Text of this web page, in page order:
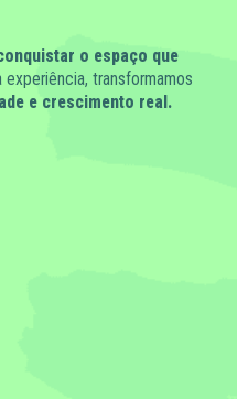
o espaço que
experiência, transformamos
e crescimento real.